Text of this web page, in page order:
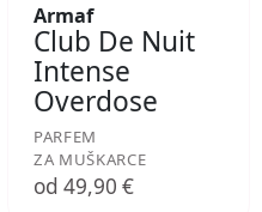
Armaf
Club De Nuit
Intense
Overdose
PARFEM
ZA MUŠKARCE
od 49,90 €